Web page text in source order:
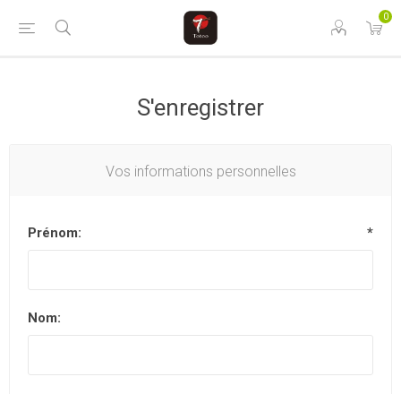
0
S'enregistrer
Vos informations personnelles
Prénom: *
Nom: